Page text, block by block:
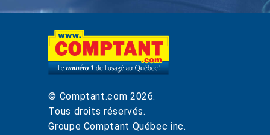
© Comptant.com 2026.
Tous droits réservés.
Groupe Comptant Québec inc.